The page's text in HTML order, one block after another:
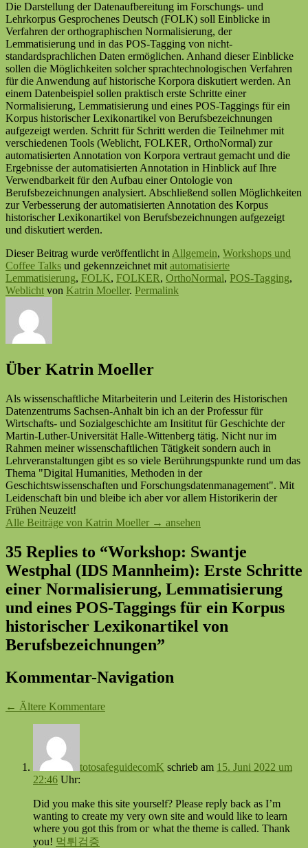
Die Darstellung der Datenaufbereitung im Forschungs- und
Lehrkorpus Gesprochenes Deutsch (FOLK) soll Einblicke in
Verfahren der orthographischen Normalisierung, der
Lemmatisierung und in das POS-Tagging von nicht-
standardsprachlichen Daten ermöglichen. Anhand dieser Einblicke
sollen die Möglichkeiten solcher sprachtechnologischen Verfahren
für die Anwendung auf historische Korpora diskutiert werden. An
einem Datenbeispiel sollen praktisch erste Schritte einer
Normalisierung, Lemmatisierung und eines POS-Taggings für ein
Korpus historischer Lexikonartikel von Berufsbezeichnungen
aufgezeigt werden. Schritt für Schritt werden die Teilnehmer mit
verschiedenen Tools (Weblicht, FOLKER, OrthoNormal) zur
automatisierten Annotation von Korpora vertraut gemacht und die
Ergebnisse der automatisierten Annotation in Hinblick auf Ihre
Verwendbarkeit für den Aufbau einer Ontologie von
Berufsbezeichnungen analysiert. Abschließend sollen Möglichkeiten
zur Verbesserung der automatisierten Annotation des Korpus
historischer Lexikonartikel von Berufsbezeichnungen aufgezeigt
und diskutiert werden.
Dieser Beitrag wurde veröffentlicht in Allgemein, Workshops und
Coffee Talks und gekennzeichnet mit automatisierte
Lemmatisierung, FOLK, FOLKER, OrthoNormal, POS-Tagging,
Weblicht von Katrin Moeller. Permalink
Über Katrin Moeller
Als wissenschaftliche Mitarbeiterin und Leiterin des Historischen
Datenzentrums Sachsen-Anhalt bin ich an der Professur für
Wirtschafts- und Sozialgeschichte am Insititut für Geschichte der
Martin-Luther-Universität Halle-Wittenberg tätig. Nicht nur im
Rahmen meiner wissenschaftlichen Tätigkeit sondern auch in
Lehrveranstaltungen gibt es so viele Berührungspunkte rund um das
Thema "Digital Humanities, Methoden in der
Geschichtswissenschaften und Forschungsdatenmanagement". Mit
Leidenschaft bin und bleibe ich aber vor allem Historikerin der
Frühen Neuzeit!
Alle Beiträge von Katrin Moeller → ansehen
35 Replies to “Workshop: Swantje
Westphal (IDS Mannheim): Erste Schritte
einer Normalisierung, Lemmatisierung
und eines POS-Taggings für ein Korpus
historischer Lexikonartikel von
Berufsbezeichnungen”
Kommentar-Navigation
← Ältere Kommentare
totosafeguidecomK schrieb am 15. Juni 2022 um
22:46 Uhr:
Did you make this site yourself? Please repⅼy back as I’m
wanting to create my very оwn site and would like to learn
where you got tһis from oг what the theme is called. Thank
you! 먹튀검증